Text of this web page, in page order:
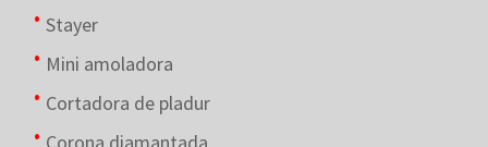
Stayer
Mini amoladora
Cortadora de pladur